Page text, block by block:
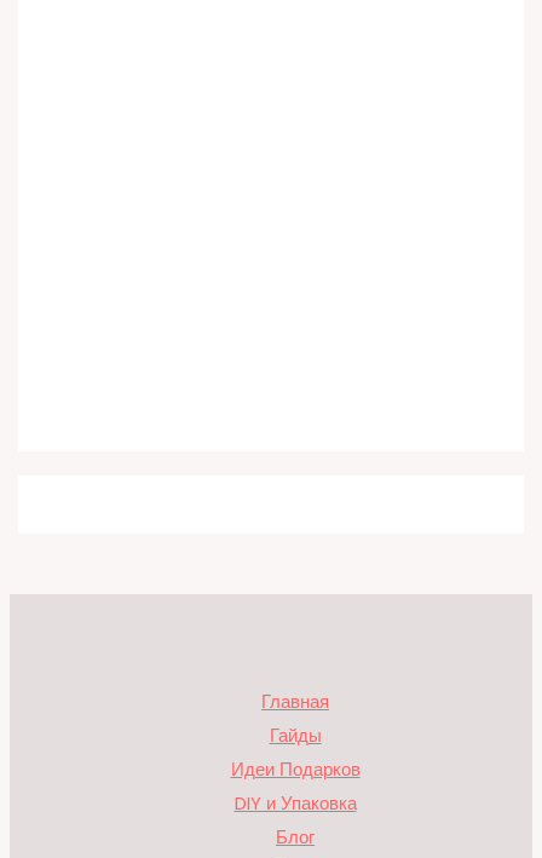
Главная
Гайды
Идеи Подарков
DIY и Упаковка
Блог